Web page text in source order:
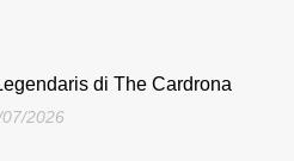
di The Cardrona
2026